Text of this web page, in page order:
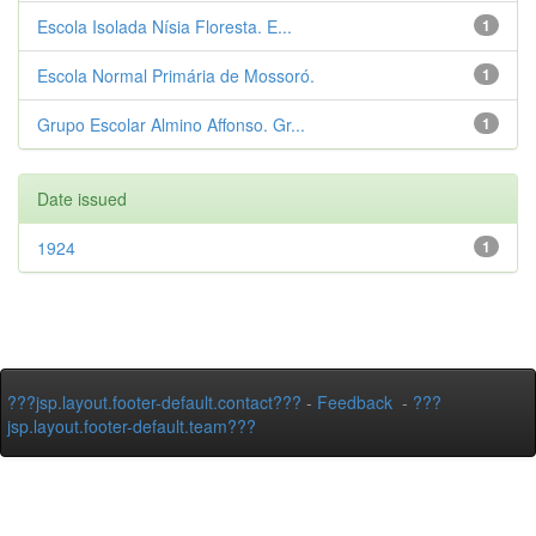
1
Escola Isolada Nísia Floresta. E...
1
Escola Normal Primária de Mossoró.
1
Grupo Escolar Almino Affonso. Gr...
Date issued
1
1924
???jsp.layout.footer-default.contact??? - Feedback - ???
jsp.layout.footer-default.team???